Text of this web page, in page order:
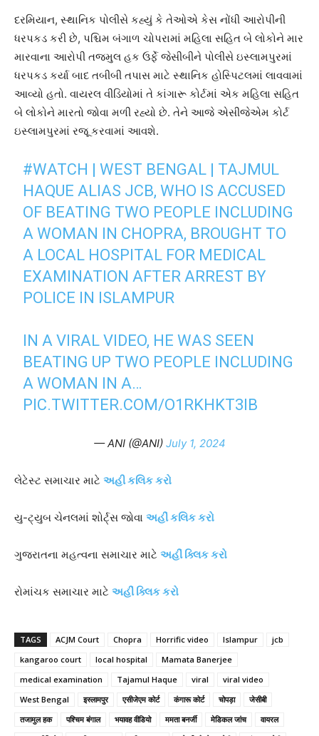
દરમિયાન, સ્થાનિક પોલીસે કહ્યું કે તેઓએ કેસ નોંધી આરોપીની
ધરપકડ કરી છે, પશ્ચિમ બંગાળ ચોપરામાં મહિલા સહિત બે લોકોને માર
મારવાના આરોપી તજમુલ હક ઉર્ફે જેસીબીને પોલીસે ઇસ્લામપુરમાં
ધરપકડ કર્યા બાદ તબીબી તપાસ માટે સ્થાનિક હોસ્પિટલમાં લાવવામાં
આવ્યો હતો. વાયરલ વીડિયોમાં તે કાંગારૂ કોર્ટમાં એક મહિલા સહિત
બે લોકોને મારતો જોવા મળી રહ્યો છે. તેને આજે એસીજેએમ કોર્ટ
ઇસ્લામપુરમાં રજૂ કરવામાં આવશે.
#WATCH
| WEST BENGAL | TAJMUL
HAQUE ALIAS JCB, WHO IS ACCUSED
OF BEATING TWO PEOPLE INCLUDING
A WOMAN IN CHOPRA, BROUGHT TO
A LOCAL HOSPITAL FOR MEDICAL
EXAMINATION AFTER ARREST BY
POLICE IN ISLAMPUR
IN A VIRAL VIDEO, HE WAS SEEN
BEATING UP TWO PEOPLE INCLUDING
A WOMAN IN A…
PIC.TWITTER.COM/O1RKHKT3IB
— ANI (@ANI) July 1, 2024
લેટેસ્ટ સમાચાર માટે અહી કલિક કરો
યુ-ટ્યુબ ચેનલમાં શોર્ટ્સ જોવા અહીં કલિક કરો
ગુજરાતના મહત્વના સમાચાર માટે અહીં ક્લિક કરો
રોમાંચક સમાચાર માટે અહીં ક્લિક કરો
TAGS ACJM Court Chopra Horrific video Islampur
jcb
kangaroo court
local hospital
Mamata Banerjee
medical examination
Tajamul Haque viral
viral video
West Bengal
इस्लामपुर एसीजेएम कोर्ट कंगारू कोर्ट चोपड़ा
जेसीबी
तजामुल हक
पश्चिम बंगाल भयावह वीडियो ममता बनर्जी मेडिकल जांच
वायरल